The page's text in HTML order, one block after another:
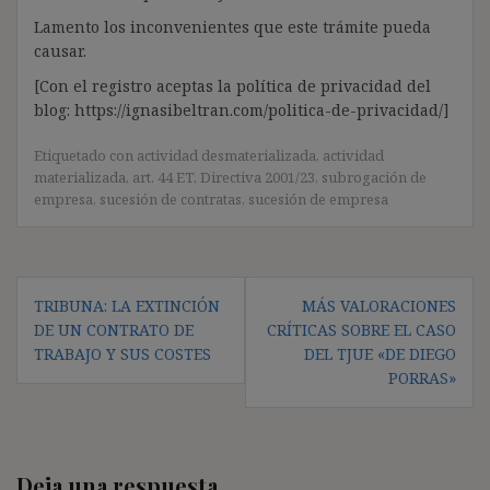
Lamento los inconvenientes que este trámite pueda
causar.
[Con el registro aceptas la política de privacidad del
blog: https://ignasibeltran.com/politica-de-privacidad/]
Etiquetado con actividad desmaterializada, actividad
materializada, art. 44 ET, Directiva 2001/23, subrogación de
empresa, sucesión de contratas, sucesión de empresa
de
entradas
TRIBUNA: LA EXTINCIÓN
DE UN CONTRATO DE
TRABAJO Y SUS COSTES
MÁS VALORACIONES
CRÍTICAS SOBRE EL CASO
DEL TJUE «DE DIEGO
PORRAS»